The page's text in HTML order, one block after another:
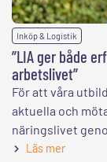
Inköp & Logistik
”LIA ger både
arbetslivet”
För att våra
aktuella och
näringslivet
Läs mer